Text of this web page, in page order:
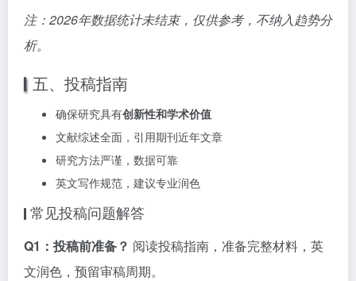
注：2026年数据统计未结束，仅供参考，不纳入趋势分
析。
五、投稿指南
确保研究具有创新性和学术价值
文献综述全面，引用期刊近年文章
研究方法严谨，数据可靠
英文写作规范，建议专业润色
常见投稿问题解答
Q1：投稿前准备？ 阅读投稿指南，准备完整材料，英
文润色，预留审稿周期。